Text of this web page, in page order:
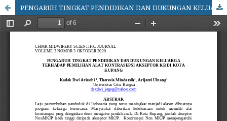
PENGARUH TINGKAT PENDIDIKAN DAN DUKUNGAN KELUARGA TERHADAP PEMILIHAN ALAT KONTRASEPSI PADA AKSEPTOR KB DI KOTA KUPANG